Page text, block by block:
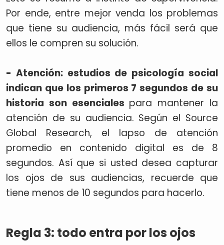
Por ende, entre mejor venda los problemas
que tiene su audiencia, más fácil será que
ellos le compren su solución.
- Atención: estudios de psicología social
indican que los primeros 7 segundos de su
historia son esenciales para mantener la
atención de su audiencia. Según el Source
Global Research, el lapso de atención
promedio en contenido digital es de 8
segundos. Así que si usted desea capturar
los ojos de sus audiencias, recuerde que
tiene menos de 10 segundos para hacerlo.
Regla 3: todo entra por los ojos